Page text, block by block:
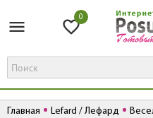
0
Главная Lefard / Лефард